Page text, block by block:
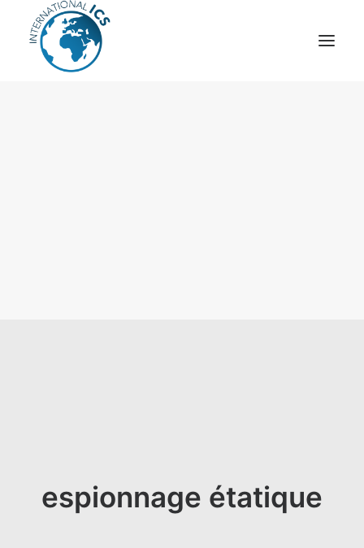
espionnage étatique